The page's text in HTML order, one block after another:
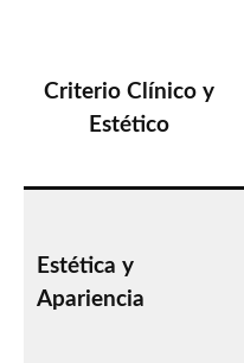
Criterio Clínico y
Estético
Estética y
Apariencia